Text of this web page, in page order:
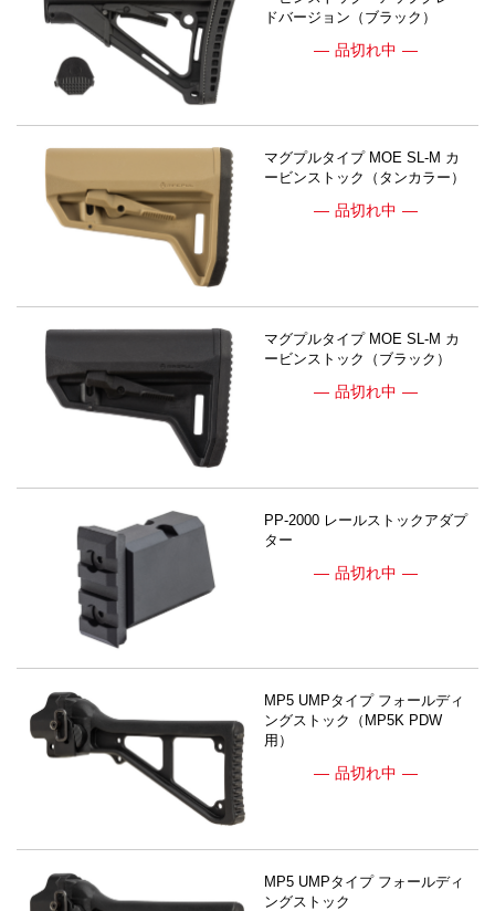
ドバージョン（ブラック）
品切れ中
マグプルタイプ MOE SL-M カ
ービンストック（タンカラー）
品切れ中
マグプルタイプ MOE SL-M カ
ービンストック（ブラック）
品切れ中
PP-2000 レールストックアダプ
ター
品切れ中
MP5 UMPタイプ フォールディ
ングストック（MP5K PDW
用）
品切れ中
MP5 UMPタイプ フォールディ
ングストック